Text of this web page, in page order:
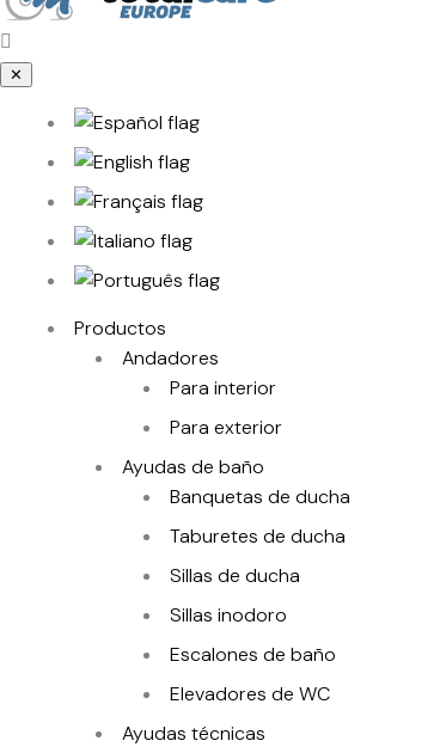
✕
Productos
Andadores
Para interior
Para exterior
Ayudas de baño
Banquetas de ducha
Taburetes de ducha
Sillas de ducha
Sillas inodoro
Escalones de baño
Elevadores de WC
Ayudas técnicas